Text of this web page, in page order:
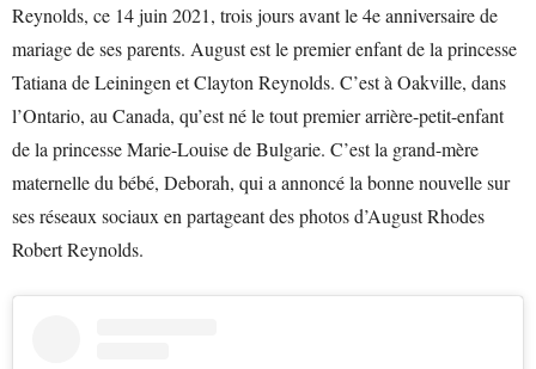
Reynolds, ce 14 juin 2021, trois jours avant le 4e anniversaire de
mariage de ses parents. August est le premier enfant de la princesse
Tatiana de Leiningen et Clayton Reynolds. C’est à Oakville, dans
l’Ontario, au Canada, qu’est né le tout premier arrière-petit-enfant
de la princesse Marie-Louise de Bulgarie. C’est la grand-mère
maternelle du bébé, Deborah, qui a annoncé la bonne nouvelle sur
ses réseaux sociaux en partageant des photos d’August Rhodes
Robert Reynolds.